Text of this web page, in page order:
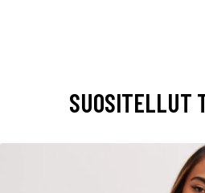
SUOSITELLUT